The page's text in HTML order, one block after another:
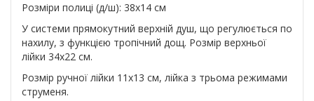
Розміри полиці (д/ш): 38х14 см
У системи прямокутний верхній душ, що регулюється по
нахилу, з функцією тропічний дощ. Розмір верхньої
лійки 34х22 см.
Розмір ручної лійки 11х13 см, лійка з трьома режимами
струменя.